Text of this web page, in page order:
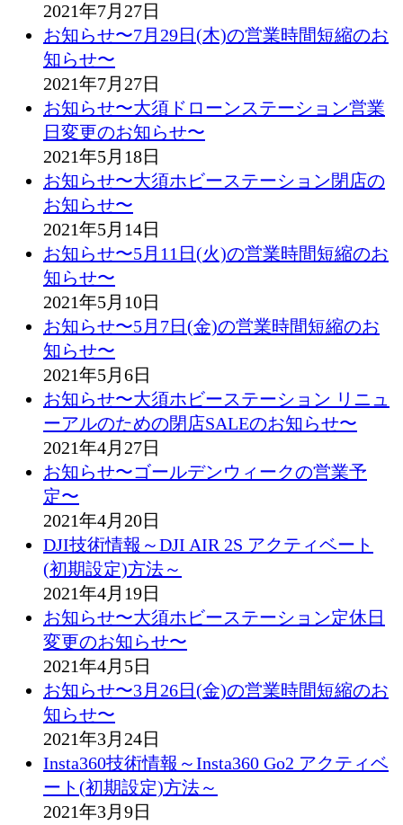
2021年7月27日
お知らせ〜7月29日(木)の営業時間短縮のお
知らせ〜
2021年7月27日
お知らせ〜大須ドローンステーション営業
日変更のお知らせ〜
2021年5月18日
お知らせ〜大須ホビーステーション閉店の
お知らせ〜
2021年5月14日
お知らせ〜5月11日(火)の営業時間短縮のお
知らせ〜
2021年5月10日
お知らせ〜5月7日(金)の営業時間短縮のお
知らせ〜
2021年5月6日
お知らせ〜大須ホビーステーション リニュ
ーアルのための閉店SALEのお知らせ〜
2021年4月27日
お知らせ〜ゴールデンウィークの営業予
定〜
2021年4月20日
DJI技術情報～DJI AIR 2S アクティベート
(初期設定)方法～
2021年4月19日
お知らせ〜大須ホビーステーション定休日
変更のお知らせ〜
2021年4月5日
お知らせ〜3月26日(金)の営業時間短縮のお
知らせ〜
2021年3月24日
Insta360技術情報～Insta360 Go2 アクティベ
ート(初期設定)方法～
2021年3月9日